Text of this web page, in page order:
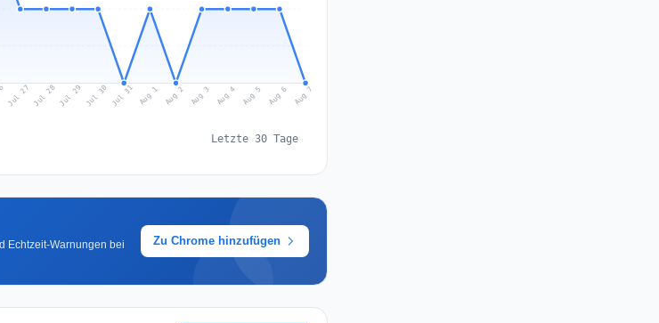
Jul 27 Jul 28Jul 29 Jul 30 Jul 31 Aug 1 Aug 2 Aug 3 Aug 4 Aug 5 Aug 6 Aug 7
Letzte 30 Tage
Echtzeit-Warnungen bei
Zu Chrome hinzufügen